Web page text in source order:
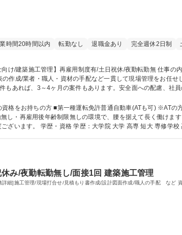
時間20時間以内 転勤なし 退職金あり 完全週休2日制
資材の手配など一貫して現場管理をお任せします。 5大管理(安全・原価・工程・品
あれば、3～4ヶ月の案件もあります。安全面への配慮、社
奈川工場/富士フイルム関連企業南足柄工場・海老名工場/官公庁 など 募集職
に教えてください。 【魅力】 ◆ご入社後は
し・再雇用後年齢制限無しの環境で、腰を据えて長く働けま
級建築施工管理技士 第一種運転
み/夜勤転勤無し/面接1回 建築施工管理
細]施工管理/現場打合せ/見積もり書作成/設計図面作成/職人の手配 など